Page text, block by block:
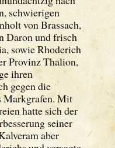
schwierigen
von Brassach,
Daron und frisch
sowie Rhoderich
Provinz Thalion,
ihren
gegen die
Markgrafen. Mit
hatte sich der
seiner
aber